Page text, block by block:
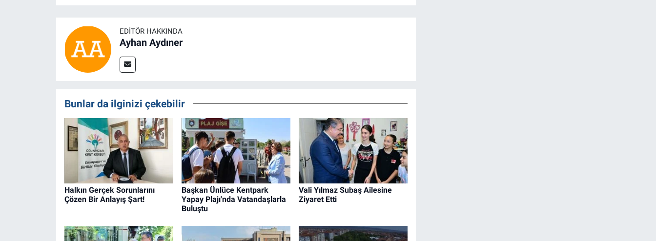
EDITÖR HAKKINDA
Ayhan Aydıner
Bunlar da ilginizi çekebilir
Halkın Gerçek Sorunlarını
Çözen Bir Anlayış Şart!
Başkan Ünlüce Kentpark
Yapay Plajı'nda Vatandaşlarla
Buluştu
Vali Yılmaz Subaş Ailesine
Ziyaret Etti